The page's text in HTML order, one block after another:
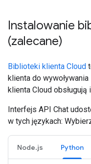
Instalowanie
(zalecane)
Biblioteki klienta Cloud
klienta do
klienta Cloud obsługują
Interfejs API Chat
w tych językach:
Node.js Python